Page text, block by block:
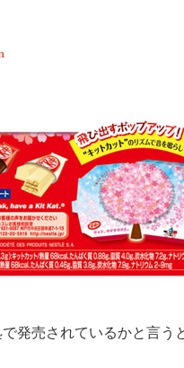
発売されているかと言う